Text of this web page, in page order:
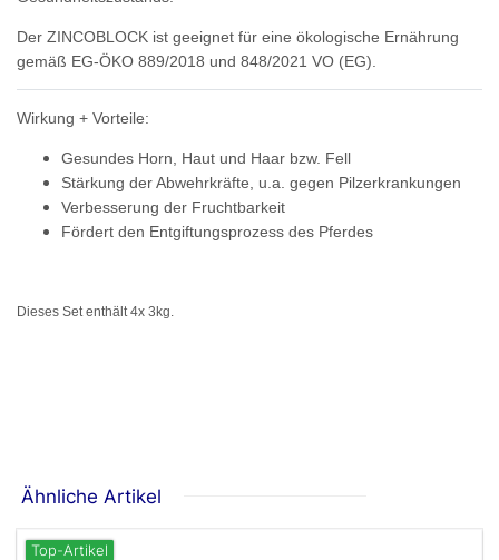
Der ZINCOBLOCK ist geeignet für eine ökologische Ernährung
gemäß EG-ÖKO 889/2018 und 848/2021 VO (EG).
Wirkung + Vorteile:
Gesundes Horn, Haut und Haar bzw. Fell
Stärkung der Abwehrkräfte, u.a. gegen Pilzerkrankungen
Verbesserung der Fruchtbarkeit
Fördert den Entgiftungsprozess des Pferdes
Dieses Set enthält 4x 3kg.
Ähnliche Artikel
Top-Artikel